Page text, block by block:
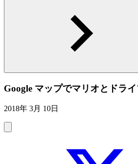
Google マップでマリオとドラ
2018年 3月 10日